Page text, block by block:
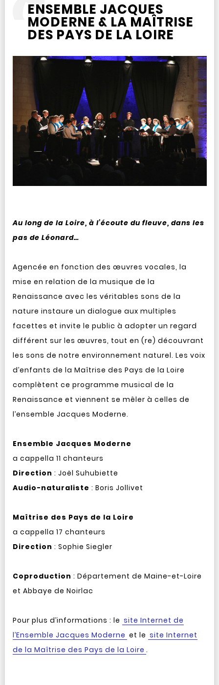
ENSEMBLE JACQUES
MODERNE & LA MAÎTRISE
DES PAYS DE LA LOIRE
Au long de la Loire, à l’écoute du fleuve, dans les
pas de Léonard…
Agencée en fonction des œuvres vocales, la
mise en relation de la musique de la
Renaissance avec les véritables sons de la
nature instaure un dialogue aux multiples
facettes et invite le public à adopter un regard
différent sur les œuvres, tout en (re) découvrant
les sons de notre environnement naturel. Les voix
d’enfants de la Maîtrise des Pays de la Loire
complètent ce programme musical de la
Renaissance et viennent se mêler à celles de
l’ensemble Jacques Moderne.
Ensemble Jacques Moderne
a cappella 11 chanteurs
Direction : Joël Suhubiette
Audio-naturaliste : Boris Jollivet
Maîtrise des Pays de la Loire
a cappella 17 chanteurs
Direction : Sophie Siegler
Coproduction : Département de Maine-et-Loire
et Abbaye de Noirlac
Pour plus d’informations : le site Internet de
l’Ensemble Jacques Moderne et le site Internet
de la Maîtrise des Pays de la Loire .